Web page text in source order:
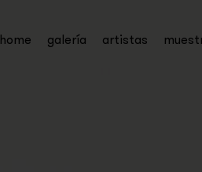
home galería artistas